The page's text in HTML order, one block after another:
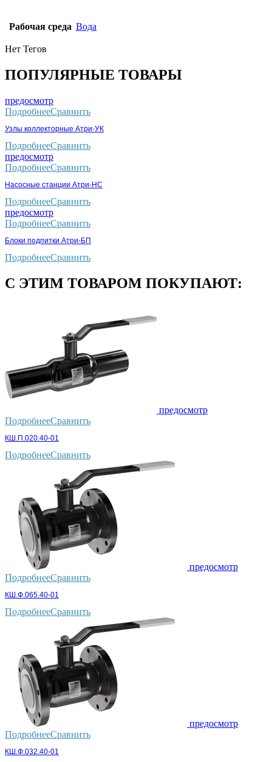
Рабочая среда Вода
Нет Тегов
ПОПУЛЯРНЫЕ ТОВАРЫ
предосмотр
ПодробнееСравнить
Узлы коллекторные Атри-УК
ПодробнееСравнить
предосмотр
ПодробнееСравнить
Насосные станции Атри-НС
ПодробнееСравнить
предосмотр
ПодробнееСравнить
Блоки подпитки Атри-БП
ПодробнееСравнить
С ЭТИМ ТОВАРОМ ПОКУПАЮТ:
предосмотр
ПодробнееСравнить
КШ.П.020.40-01
ПодробнееСравнить
предосмотр
ПодробнееСравнить
КШ.Ф.065.40-01
ПодробнееСравнить
предосмотр
ПодробнееСравнить
КШ.Ф.032.40-01